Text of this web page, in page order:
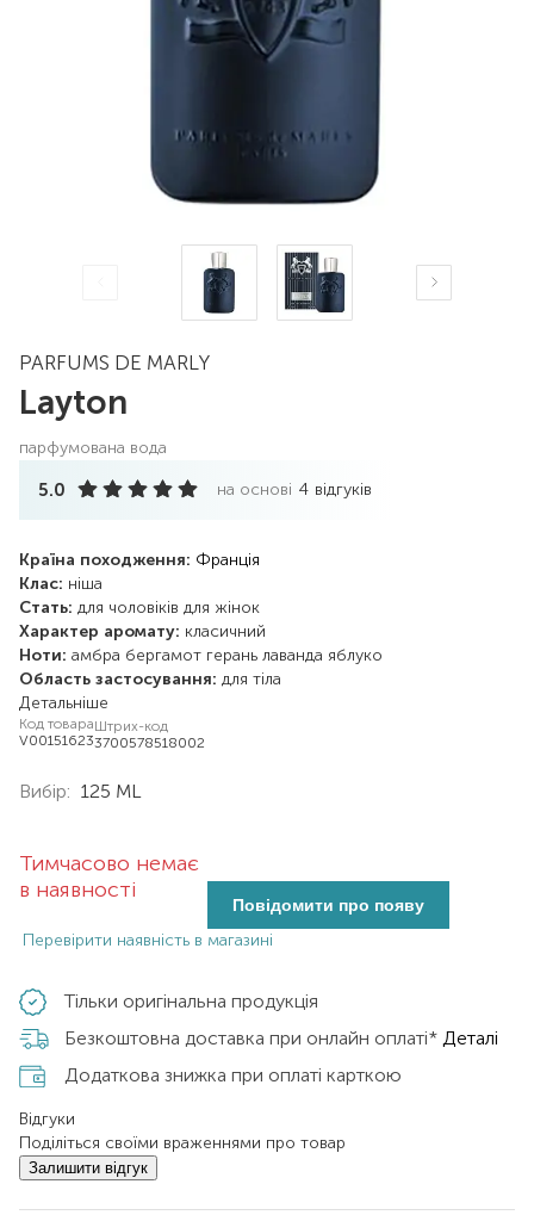
PARFUMS DE MARLY
Layton
парфумована вода
5.0 на основі 4 відгуків
Країна походження: Франція
Клас: ніша
Стать: для чоловіків для жінок
Характер аромату: класичний
Ноти: амбра бергамот герань лаванда яблуко
Область застосування: для тіла
Детальніше
Код товара
V00151623
Штрих-код
3700578518002
Вибір: 125 ML
Тимчасово немає
в наявності
Повідомити про появу
Перевірити наявність в магазині
Тільки оригінальна продукція
Безкоштовна доставка при онлайн оплаті* Деталі
Додаткова знижка при оплаті карткою
Відгуки
Поділіться своїми враженнями про товар
Залишити відгук